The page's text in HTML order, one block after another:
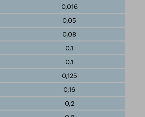
0,016
0,05
0,08
0,1
0,1
0,125
0,16
0,2